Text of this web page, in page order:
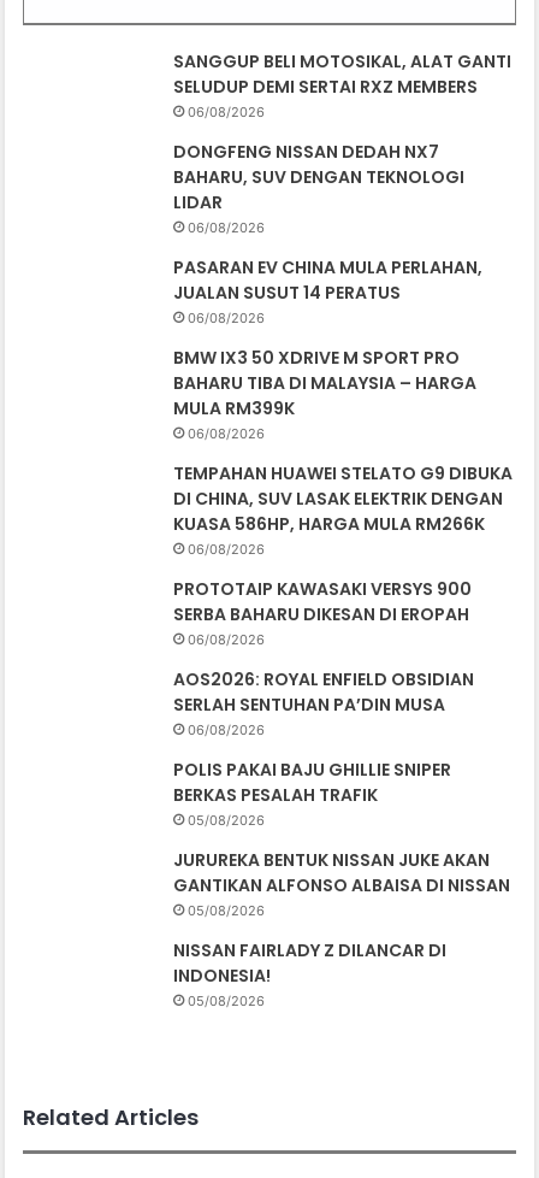
SANGGUP BELI MOTOSIKAL, ALAT GANTI
SELUDUP DEMI SERTAI RXZ MEMBERS
06/08/2026
DONGFENG NISSAN DEDAH NX7
BAHARU, SUV DENGAN TEKNOLOGI
LIDAR
06/08/2026
PASARAN EV CHINA MULA PERLAHAN,
JUALAN SUSUT 14 PERATUS
06/08/2026
BMW IX3 50 XDRIVE M SPORT PRO
BAHARU TIBA DI MALAYSIA – HARGA
MULA RM399K
06/08/2026
TEMPAHAN HUAWEI STELATO G9 DIBUKA
DI CHINA, SUV LASAK ELEKTRIK DENGAN
KUASA 586HP, HARGA MULA RM266K
06/08/2026
PROTOTAIP KAWASAKI VERSYS 900
SERBA BAHARU DIKESAN DI EROPAH
06/08/2026
AOS2026: ROYAL ENFIELD OBSIDIAN
SERLAH SENTUHAN PA’DIN MUSA
06/08/2026
POLIS PAKAI BAJU GHILLIE SNIPER
BERKAS PESALAH TRAFIK
05/08/2026
JURUREKA BENTUK NISSAN JUKE AKAN
GANTIKAN ALFONSO ALBAISA DI NISSAN
05/08/2026
NISSAN FAIRLADY Z DILANCAR DI
INDONESIA!
05/08/2026
Related Articles